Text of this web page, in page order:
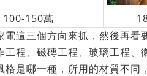
100-150萬
這三個方向來抓，然後再看
程、磁磚工程、玻璃工程、
是哪一種，所用的材質不同